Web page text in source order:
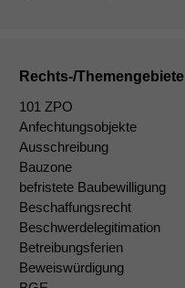
Rechts-/Themengebiete
101 ZPO
Anfechtungsobjekte
Ausschreibung
Bauzone
befristete Baubewilligung
Beschaffungsrecht
Beschwerdelegitimation
Betreibungsferien
Beweiswürdigung